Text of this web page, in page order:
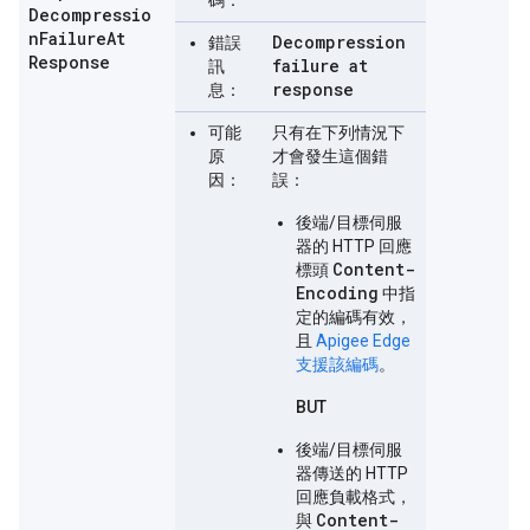
Decompressio
nFailureAt
Response
錯誤
訊
息：
Decompression
failure at
response
可能
原
因：
只有在下列情況下
才會發生這個錯
誤：
後端/目標伺服
器的 HTTP 回應
標頭 Content-
Encoding 中指
定的編碼有效，
且 Apigee Edge
支援該編碼。
BUT
後端/目標伺服
器傳送的 HTTP
回應負載格式，
與 Content-